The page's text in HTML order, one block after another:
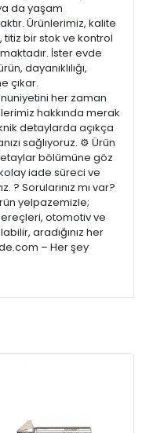
da yaşam
Ürünlerimiz, kalite
bir stok ve kontrol
İster evde
dayanıklılığı,
çıkar.
her zaman
hakkında merak
detaylarda açıkça
sağlıyoruz. ⚙️ Ürün
bölümüne göz
iade süreci ve
? Sorularınız mı var?
yelpazemizle;
otomotiv ve
aradığınız her
– Her şey